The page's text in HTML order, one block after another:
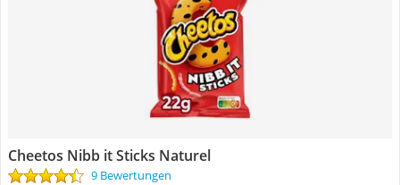
Cheetos Nibb it Sticks Naturel
9 Bewertungen